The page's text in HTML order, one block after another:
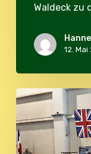
Waldeck zu
12.
Oldtimermesse
Tulln
2024